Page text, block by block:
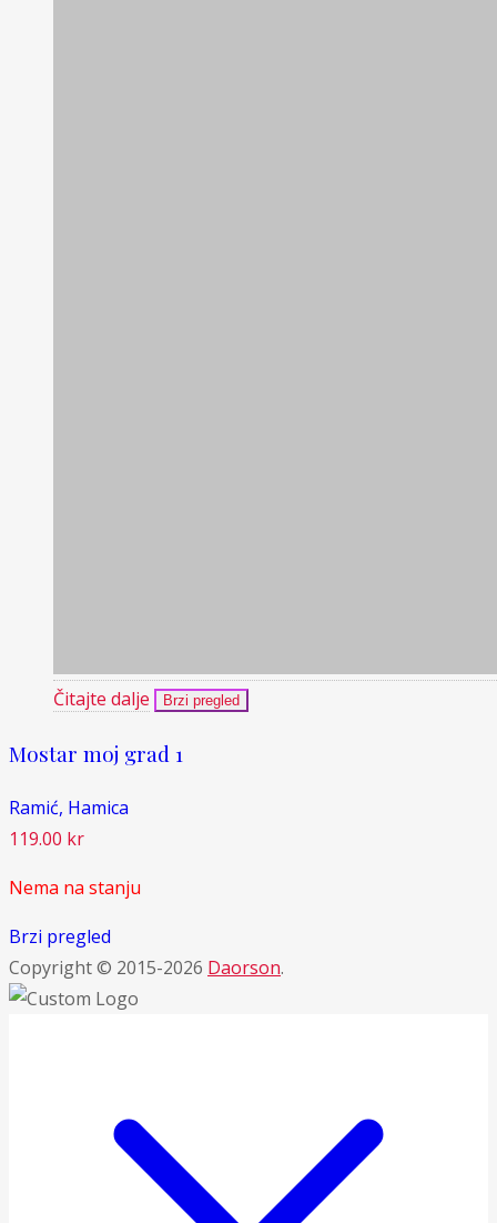
Čitajte dalje Brzi pregled
Mostar moj grad 1
Ramić, Hamica
119.00 kr
Nema na stanju
Brzi pregled
Copyright © 2015-2026 Daorson.